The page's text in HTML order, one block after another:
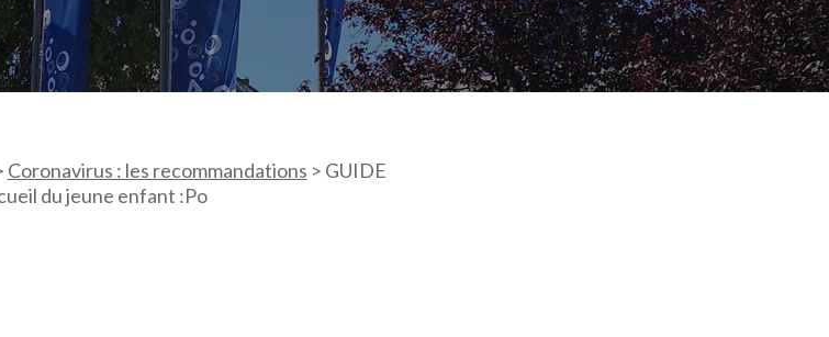
Coronavirus : les recommandations > GUIDE
du jeune enfant :Po